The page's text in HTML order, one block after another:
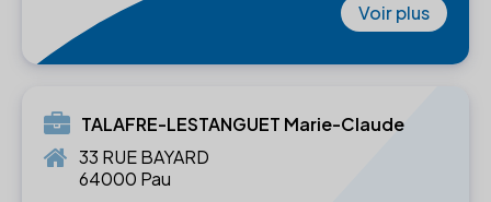
Voir plus
TALAFRE-LESTANGUET Marie-Claude
33 RUE BAYARD
64000 Pau